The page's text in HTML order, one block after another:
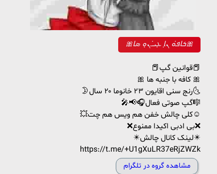
🎀ܭߊ‌ܦ̇ܘ ܢ̣ߊ ܥܼܝ̇ߺܢ̣ܘ ܣߊ🎀
📕قوانین گپ📕
🎀 کافه با جنبه ها 🎀
🌛رنج سنی اقایون ۲۳ خانوما ۲۰ سال🌜
🎤📢🎧گپ صوتی فعال🎼
💥کلی چالش خفن هم ویس هم چت☺️
❌بی ادبی اکیدا ممنوع❌
✴️لینک کانال چالش✴️
https://t.me/+U1gXuLR37eRjZWZk
مشاهده گروه در تلگرام